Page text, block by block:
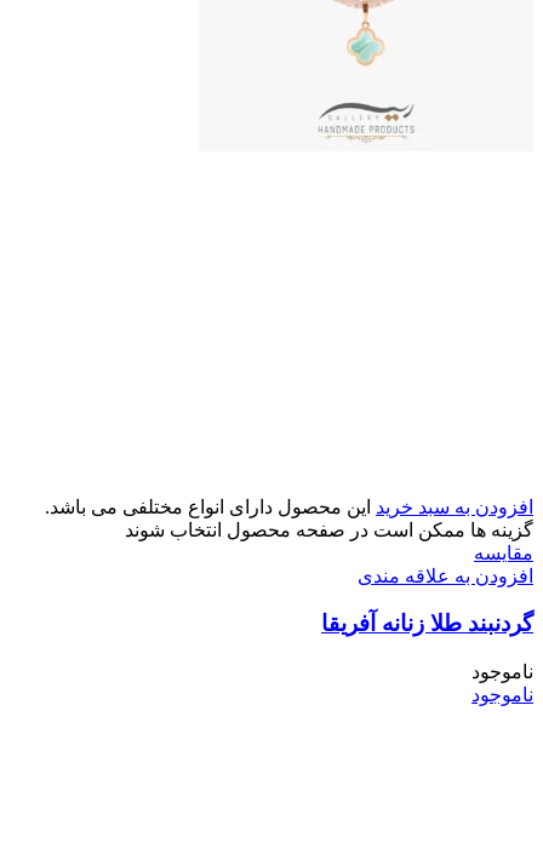
افزودن به سبد خرید این محصول دارای انواع مختلفی می باشد.
گزینه ها ممکن است در صفحه محصول انتخاب شوند
مقایسه
افزودن به علاقه مندی
گردنبند طلا زنانه آفریقا
ناموجود
ناموجود